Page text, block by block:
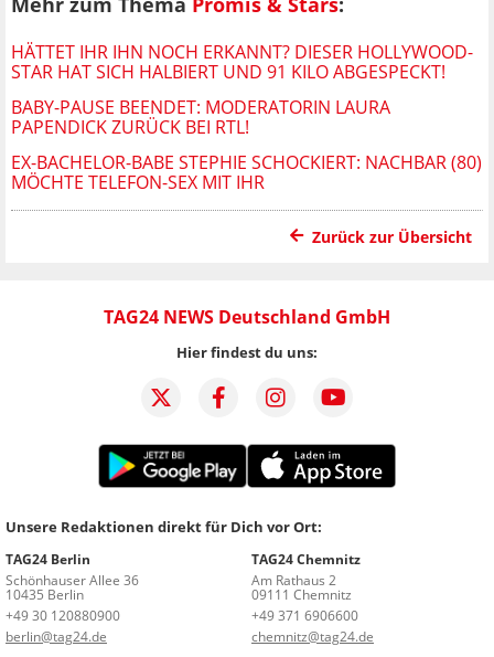
HÄTTET IHR IHN NOCH ERKANNT? DIESER HOLLYWOOD-
STAR HAT SICH HALBIERT UND 91 KILO ABGESPECKT!
BABY-PAUSE BEENDET: MODERATORIN LAURA
PAPENDICK ZURÜCK BEI RTL!
EX-BACHELOR-BABE STEPHIE SCHOCKIERT: NACHBAR (80)
MÖCHTE TELEFON-SEX MIT IHR
Zurück zur Übersicht
TAG24 NEWS Deutschland GmbH
Hier findest du uns:
Unsere Redaktionen direkt für Dich vor Ort:
TAG24 Berlin
Schönhauser Allee 36
10435 Berlin
+49 30 120880900
berlin@tag24.de
TAG24 Chemnitz
Am Rathaus 2
09111 Chemnitz
+49 371 6906600
chemnitz@tag24.de